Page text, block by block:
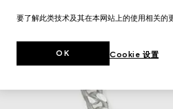
要了解此类技术及其在本网站上的使用相关的
Cookie 设置
OK